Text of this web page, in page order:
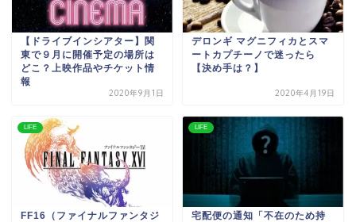
【ドライブインシアター】関
東で９月に開催予定の場所は
どこ？上映作品やチケット情
報
2020年9月1日
デロンギ マグニフィカとスマ
ートカプチーノで迷ったら
【決め手は？】
2020年4月19日
LIFE
FF16（ファイナルファンタジ
LIFE
宅配便の通知「不在のため持